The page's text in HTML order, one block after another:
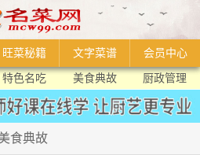
旺菜秘籍 文字菜谱
会员中心
特色名吃 美食典故 厨政管理
食典故